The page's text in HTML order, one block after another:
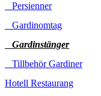
Persienner
Gardinomtag
Gardinstänger
Tillbehör Gardiner
Hotell Restaurang